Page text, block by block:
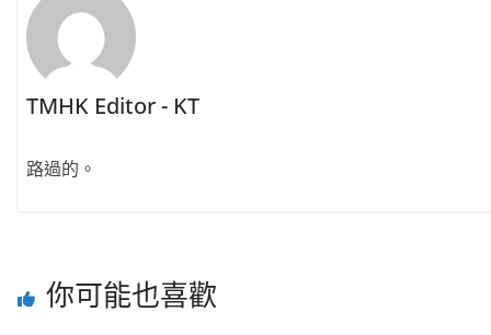
TMHK Editor - KT
路過的。
你可能也喜歡